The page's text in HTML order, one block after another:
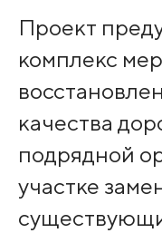
Проект
комплекс
качества
подрядной
участке